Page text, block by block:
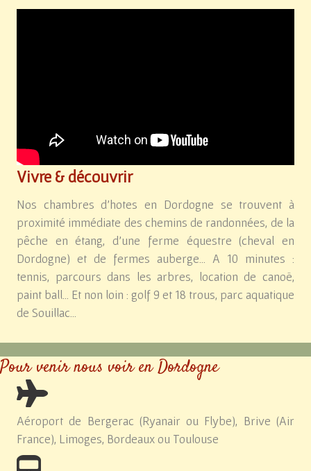
Vivre & découvrir
Nos chambres d'hotes en Dordogne se trouvent à
proximité immédiate des chemins de randonnées, de la
pêche en étang, d'une ferme équestre (cheval en
Dordogne) et de fermes auberge... A 10 minutes :
tennis, parcours dans les arbres, location de canoë,
paint ball... Et non loin : golf 9 et 18 trous, parc aquatique
de Souillac...
Pour venir nous voir en Dordogne
Aéroport de Bergerac (Ryanair ou Flybe), Brive (Air
France), Limoges, Bordeaux ou Toulouse